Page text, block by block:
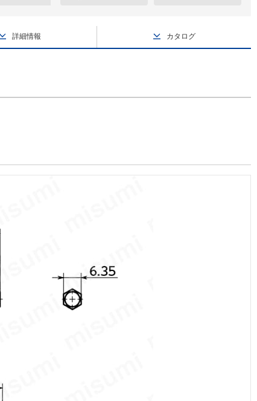
詳細情報 カタログ